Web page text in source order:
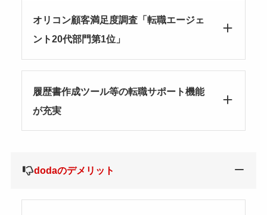
オリコン顧客満足度調査「転職エージェ
ント20代部門第1位」
履歴書作成ツール等の転職サポート機能
が充実
dodaのデメリット